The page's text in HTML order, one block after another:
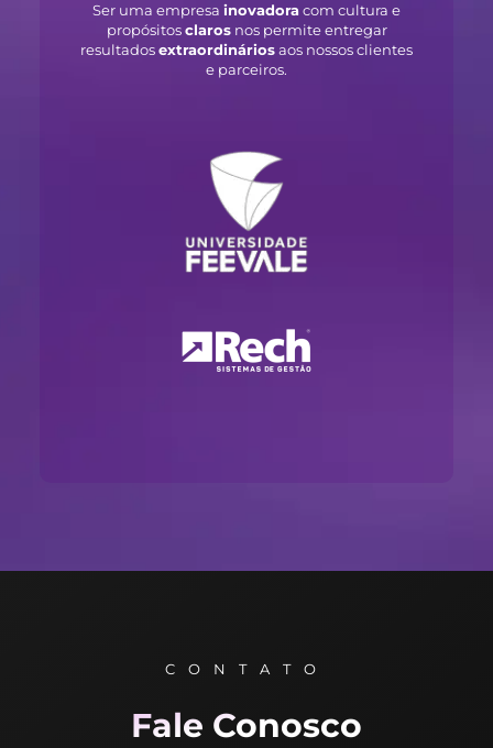
Ser uma empresa inovadoracom cultura e
propósitosclarosnos permite entregar
resultadosextraordináriosaos nossos clientes
e parceiros.
CONTATO
Fale Conosco